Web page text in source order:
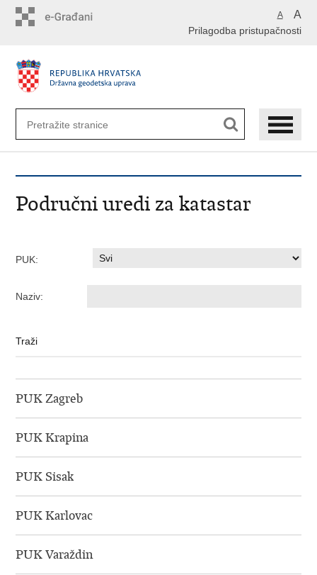
A A
Prilagodba pristupačnosti
Područni uredi za katastar
PUK:
Naziv:
PUK Zagreb
PUK Krapina
PUK Sisak
PUK Karlovac
PUK Varaždin